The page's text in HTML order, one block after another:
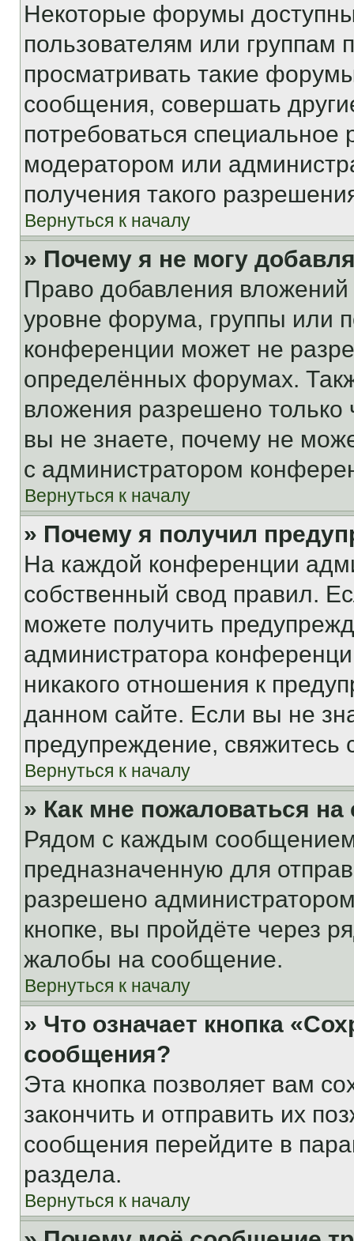
Некоторые форумы
пользователям или группам
просматривать такие
сообщения, совершать
потребоваться
модератором или
получения такого
Вернуться к началу
» Почему я не могу
Право добавления
уровне форума, группы или
конференции может не
определённых форумах.
вложения разрешено
вы не знаете, почему не
с администратором
Вернуться к началу
» Почему я получил
На каждой конференции
собственный свод правил.
можете получить
администратора
никакого отношения к
данном сайте. Если вы не
предупреждение,
Вернуться к началу
» Как мне пожаловаться
Рядом с каждым сообщением
предназначенную для
разрешено
кнопке, вы пройдёте через
жалобы на сообщение.
Вернуться к началу
» Что означает кнопка
сообщения?
Эта кнопка позволяет вам
закончить и отправить их
сообщения перейдите в
раздела.
Вернуться к началу